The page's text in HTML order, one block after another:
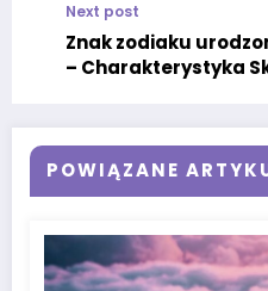
Next post
Znak zodiaku
– Charakterystyka
POWIĄZANE